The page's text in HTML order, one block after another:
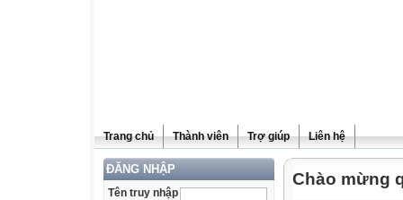
Trang chủ Thành viên Trợ giúp Liên hệ
ĐĂNG NHẬP
Tên truy nhập
Chào mừng